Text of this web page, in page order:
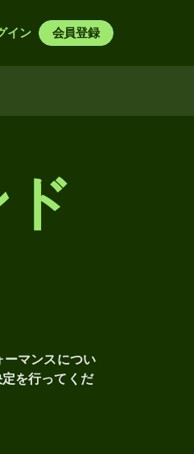
イン 会員登録
ーマンスについ
を行ってくだ